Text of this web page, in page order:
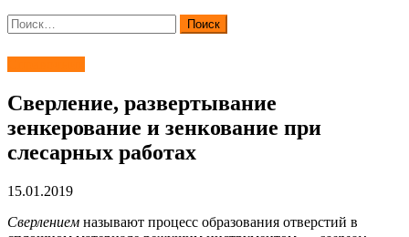
Найти:
Сверление, развертывание
зенкерование и зенкование при
слесарных работах
15.01.2019
Сверлением называют процесс образования отверстий в